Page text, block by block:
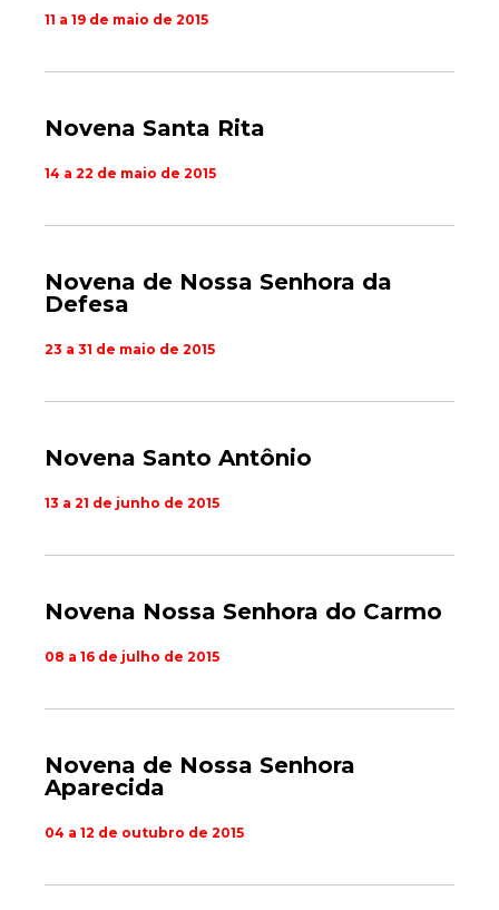
11 a 19 de maio de 2015
Novena Santa Rita
14 a 22 de maio de 2015
Novena de Nossa Senhora da
Defesa
23 a 31 de maio de 2015
Novena Santo Antônio
13 a 21 de junho de 2015
Novena Nossa Senhora do Carmo
08 a 16 de julho de 2015
Novena de Nossa Senhora
Aparecida
04 a 12 de outubro de 2015